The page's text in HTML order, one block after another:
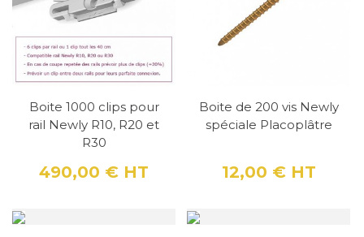
Boite 1000 clips pour
rail Newly R10, R20 et
R30
Prix
490,00 € HT
Boite de 200 vis Newly
spéciale Placoplâtre
Prix
12,00 € HT